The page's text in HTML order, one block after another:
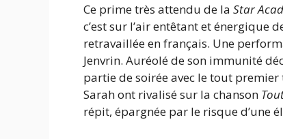
Ce prime très attendu de la Star
c’est sur l’air entêtant et énergique
retravaillée en français. Une
Jenvrin. Auréolé de son immunité
partie de soirée avec le tout
Sarah ont rivalisé sur la chanson
répit, épargnée par le risque d’une